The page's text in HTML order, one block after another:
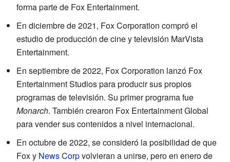
forma parte de Fox Entertainment.
En diciembre de 2021, Fox Corporation compró el
estudio de producción de cine y televisión MarVista
Entertainment.
En septiembre de 2022, Fox Corporation lanzó Fox
Entertainment Studios para producir sus propios
programas de televisión. Su primer programa fue
Monarch. También crearon Fox Entertainment Global
para vender sus contenidos a nivel internacional.
En octubre de 2022, se consideró la posibilidad de que
Fox y News Corpvolvieran a unirse, pero en enero de